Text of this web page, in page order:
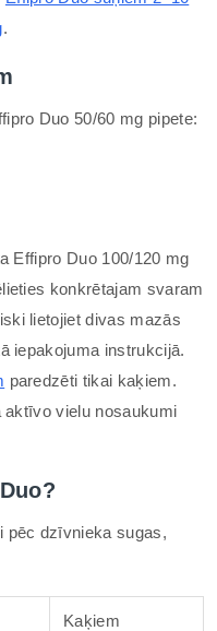
.
Duo 50/60 mg pipete:
Effipro Duo 100/120 mg
konkrētajam svaram
lietojiet divas mazās
iepakojuma instrukcijā.
paredzēti tikai kaķiem.
aktīvo vielu nosaukumi
pēc dzīvnieka sugas,
Kaķiem